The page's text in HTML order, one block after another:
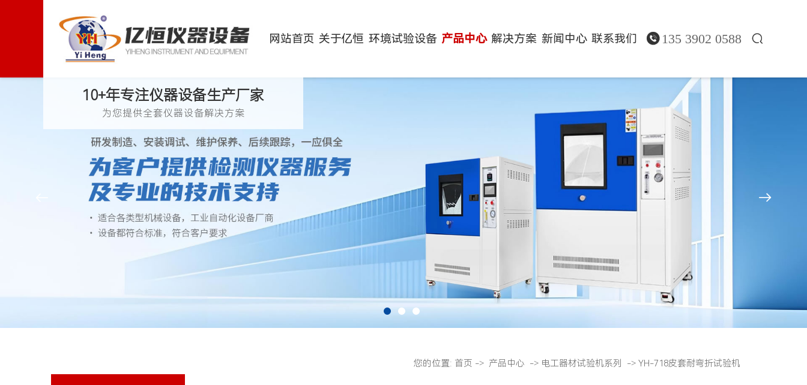
10+年专注仪器设备生产厂家
为您提供全套仪器设备解决方案
网站首页 关于亿恒 环境试验设备 产品中心 解决方案 新闻中心 联系我们  135 3902 0588 

您的位置: 首页 -> 产品中心 -> 电工器材试验机系列 -> YH-718皮套耐弯折试验机